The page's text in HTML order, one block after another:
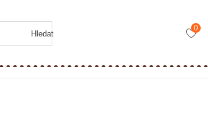
Hledat
0